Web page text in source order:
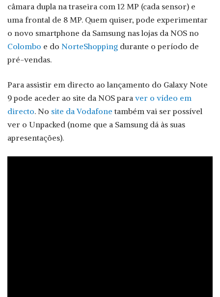
câmara dupla na traseira com 12 MP (cada sensor) e
uma frontal de 8 MP. Quem quiser, pode experimentar
o novo smartphone da Samsung nas lojas da NOS no
Colombo e do NorteShopping durante o período de
pré-vendas.
Para assistir em directo ao lançamento do Galaxy Note
9 pode aceder ao site da NOS para ver o vídeo em
directo. No site da Vodafone também vai ser possível
ver o Unpacked (nome que a Samsung dá às suas
apresentações).